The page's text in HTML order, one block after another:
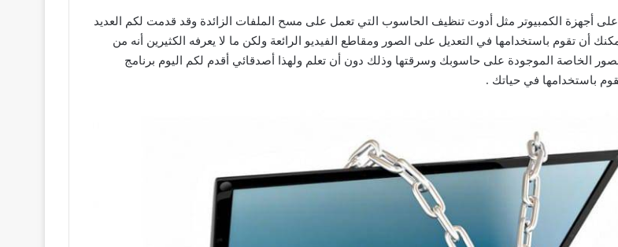
على أجهزة الكمبيوتر مثل أدوت تنظيف الحاسوب التي تعمل على مسح الملفات الزائدة وقد قدمت لكم العديد
أن تقوم باستخدامها في التعديل على الصور ومقاطع الفيديو الرائعة ولكن ما لا يعرفه الكثيرين أنه من
الخاصة الموجودة على حاسوبك وسرقتها وذلك دون أن تعلم ولهذا أصدقائي أقدم لكم اليوم برنامج